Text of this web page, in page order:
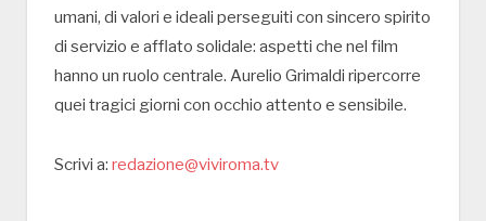
umani, di valori e ideali perseguiti con sincero spirito
di servizio e afflato solidale: aspetti che nel film
hanno un ruolo centrale. Aurelio Grimaldi ripercorre
quei tragici giorni con occhio attento e sensibile.
Scrivi a: redazione@viviroma.tv